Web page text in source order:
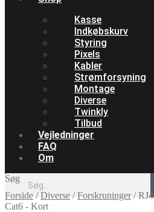
Kasse
Indkøbskurv
Styring
Pixels
Kabler
Strømforsyning
Montage
Diverse
Twinkly
Tilbud
Vejledninger
FAQ
Om
Søg
Forside /Diverse /Forskruninger/
Cat6 - Kort